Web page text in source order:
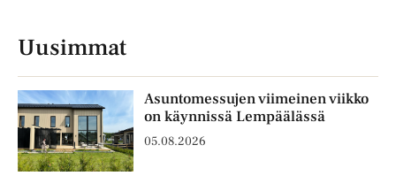
Uusimmat
Asuntomessujen viimeinen viikko
on käynnissä Lempäälässä
05.08.2026